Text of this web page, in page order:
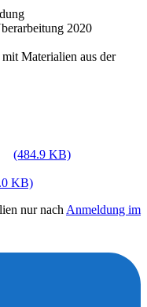
2020
Materialien aus der
(484.9 KB)
KB)
nur nach Anmeldung im